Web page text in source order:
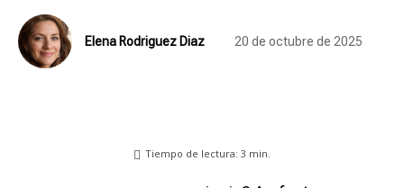
Elena Rodriguez Diaz 20 de octubre de 2025
Tiempo de lectura: 3 min.